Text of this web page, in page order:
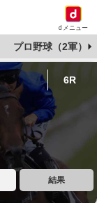
dメニュー
プロ野球（2軍）
6R
結果